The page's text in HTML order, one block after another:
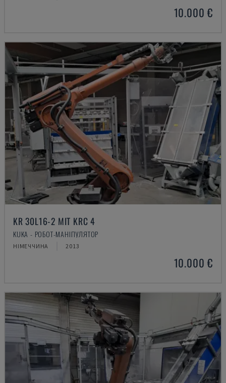
10.000 €
KR 30L16-2 MIT KRC 4
KUKA - РОБОТ-МАНІПУЛЯТОР
НІМЕЧЧИНА 2013
10.000 €